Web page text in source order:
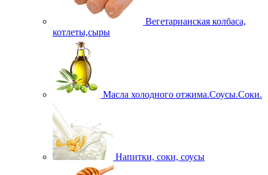
Вегетарианская колбаса,
котлеты,сыры
Масла холодного отжима.Соусы.Соки.
Напитки, соки, соусы